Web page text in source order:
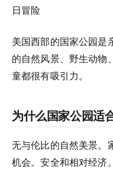
日冒险
美国西部的国家公园是
的自然风景、野生动物
童都很有吸引力。
为什么国家公园适
无与伦比的自然美景。
机会。安全和相对经济。